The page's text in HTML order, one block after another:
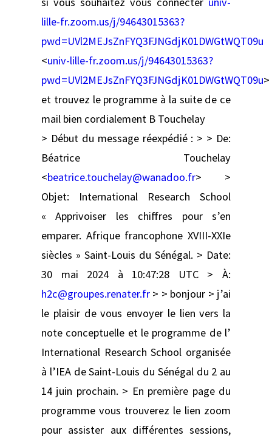
lille-fr.zoom.us/j/94643015363?
pwd=UVl2MEJsZnFYQ3FJNGdjK01DWGtWQT09u
<univ-lille-fr.zoom.us/j/94643015363?
pwd=UVl2MEJsZnFYQ3FJNGdjK01DWGtWQT09u>
et trouvez le programme à la suite de ce
mail bien cordialement B Touchelay
> Début du message réexpédié : > > De:
Béatrice Touchelay
<beatrice.touchelay@wanadoo.fr> >
Objet: International Research School
« Apprivoiser les chiffres pour s’en
emparer. Afrique francophone XVIII-XXIe
siècles » Saint-Louis du Sénégal. > Date:
30 mai 2024 à 10:47:28 UTC > À:
h2c@groupes.renater.fr > > bonjour > j’ai
le plaisir de vous envoyer le lien vers la
note conceptuelle et le programme de l’
International Research School organisée
à l’IEA de Saint-Louis du Sénégal du 2 au
14 juin prochain. > En première page du
programme vous trouverez le lien zoom
pour assister aux différentes sessions,